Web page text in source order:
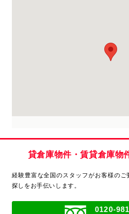
貸倉庫物件・賃貸倉庫物
経験豊富な全国のスタッフがお客様のご
探しをお手伝いします。
0120-